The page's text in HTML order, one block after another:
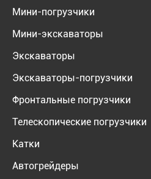
Мини-погрузчики
Мини-экскаваторы
Экскаваторы
Экскаваторы-погрузчики
Фронтальные погрузчики
Телескопические погрузчики
Катки
Автогрейдеры